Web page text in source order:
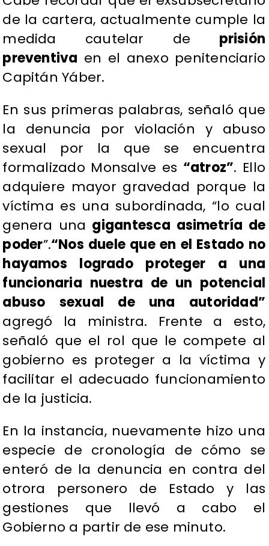
de la cartera, actualmente cumple la
medida cautelar de prisión
preventiva en el anexo penitenciario
Capitán Yáber.
​En sus primeras palabras, señaló que
la denuncia por violación y abuso
sexual por la que se encuentra
formalizado Monsalve es “atroz”. Ello
adquiere mayor gravedad porque la
víctima es una subordinada, “lo cual
genera una gigantesca asimetría de
poder”.“Nos duele que en el Estado no
hayamos logrado proteger a una
funcionaria nuestra de un potencial
abuso sexual de una autoridad”
agregó la ministra. Frente a esto,
señaló que el rol que le compete al
gobierno es proteger a la víctima y
facilitar el adecuado funcionamiento
de la justicia.
​En la instancia, nuevamente hizo una
especie de cronología de cómo se
enteró de la denuncia en contra del
otrora personero de Estado y las
gestiones que llevó a cabo el
Gobierno a partir de ese minuto.